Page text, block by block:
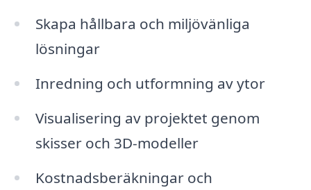
Skapa hållbara och miljövänliga
lösningar
Inredning och utformning av ytor
Visualisering av projektet genom
skisser och 3D-modeller
Kostnadsberäkningar och